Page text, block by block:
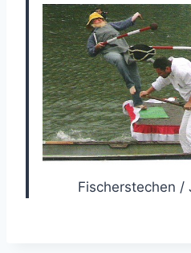
Fischerstechen /